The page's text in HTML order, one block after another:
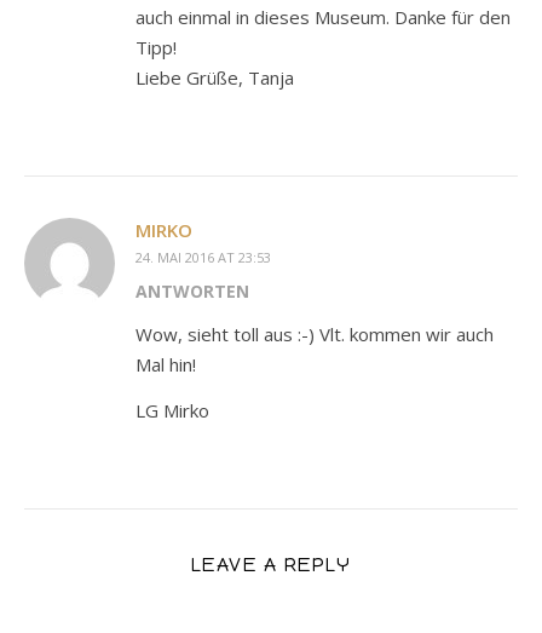
auch einmal in dieses Museum. Danke für den
Tipp!
Liebe Grüße, Tanja
MIRKO
24. MAI 2016 AT 23:53
ANTWORTEN
Wow, sieht toll aus :-) Vlt. kommen wir auch
Mal hin!
LG Mirko
LEAVE A REPLY